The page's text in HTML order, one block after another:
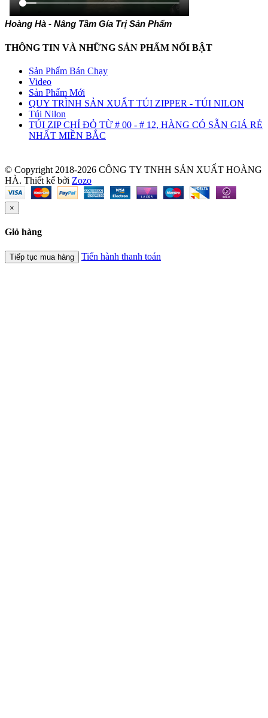
Hoàng Hà - Nâng Tầm Gía Trị Sản Phẩm
THÔNG TIN VÀ NHỮNG SẢN PHẤM NỔI BẬT
Sản Phẩm Bán Chạy
Video
Sản Phẩm Mới
QUY TRÌNH SẢN XUẤT TÚI ZIPPER - TÚI NILON
Túi Nilon
TÚI ZIP CHỈ ĐỎ TỪ # 00 - # 12, HÀNG CÓ SẴN GIÁ RẺ
NHẤT MIỀN BẮC
© Copyright 2018-2026 CÔNG TY TNHH SẢN XUẤT HOÀNG
HÀ. Thiết kế bởi Zozo
×
Giỏ hàng
Tiếp tục mua hàng Tiến hành thanh toán